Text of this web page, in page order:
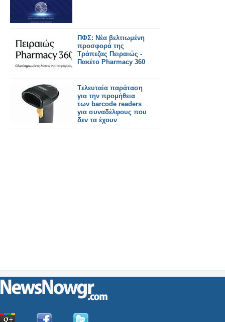
ΠΦΣ: Νέα βελτιωμένη
προσφορά της
Τράπεζας Πειραιώς -
Πακέτο Pharmacy 360
Tελευταία παράταση
για την προμήθεια
των barcode readers
για συναδέλφους που
δεν τα έχουν
προμηθευτεί ακόμα